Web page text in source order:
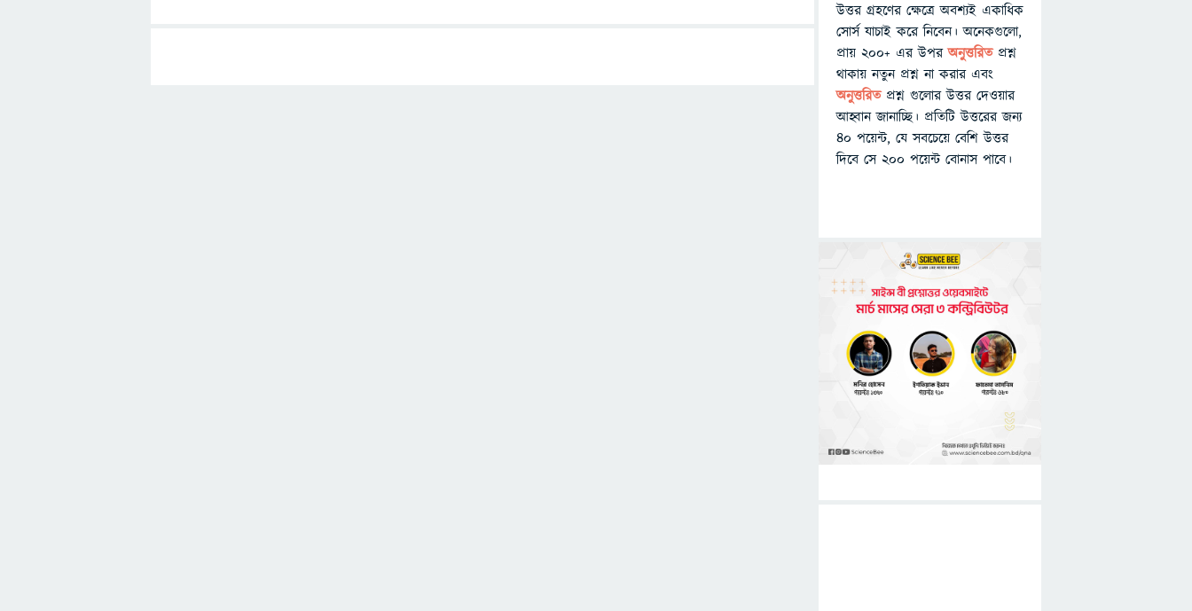
উত্তর গ্রহণের ক্ষেত্রে অবশ্যই একাধিক
সোর্স যাচাই করে নিবেন। অনেকগুলো,
প্রায় ২০০+ এর উপরঅনুত্তরিতপ্রশ্ন
থাকায় নতুন প্রশ্ন না করার এবং
অনুত্তরিত প্রশ্ন গুলোর উত্তর দেওয়ার
আহ্বান জানাচ্ছি। প্রতিটি উত্তরের জন্য
৪০ পয়েন্ট, যে সবচেয়ে বেশি উত্তর
দিবে সে ২০০ পয়েন্ট বোনাস পাবে।